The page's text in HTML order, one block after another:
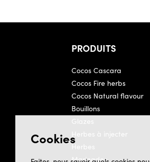
Cookies
PRODUITS
Cocos Cascara
Cocos Fire herbs
Cocos Natural flavour
Bouillons
Glazes
Herbes à injecter
Herbes
Marinades